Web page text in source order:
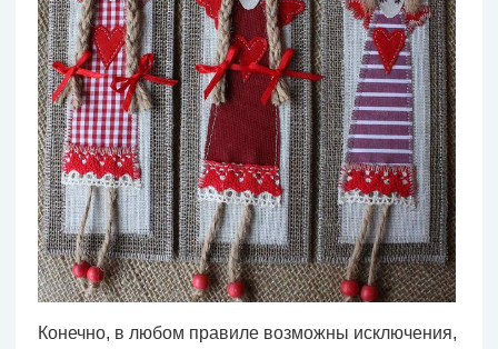
Конечно, в любом правиле возможны исключения,